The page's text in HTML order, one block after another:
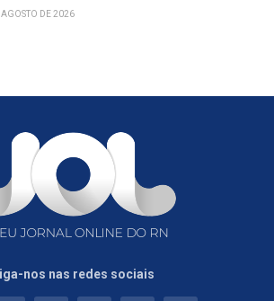
AGOSTO DE 2026
nos nas redes sociais